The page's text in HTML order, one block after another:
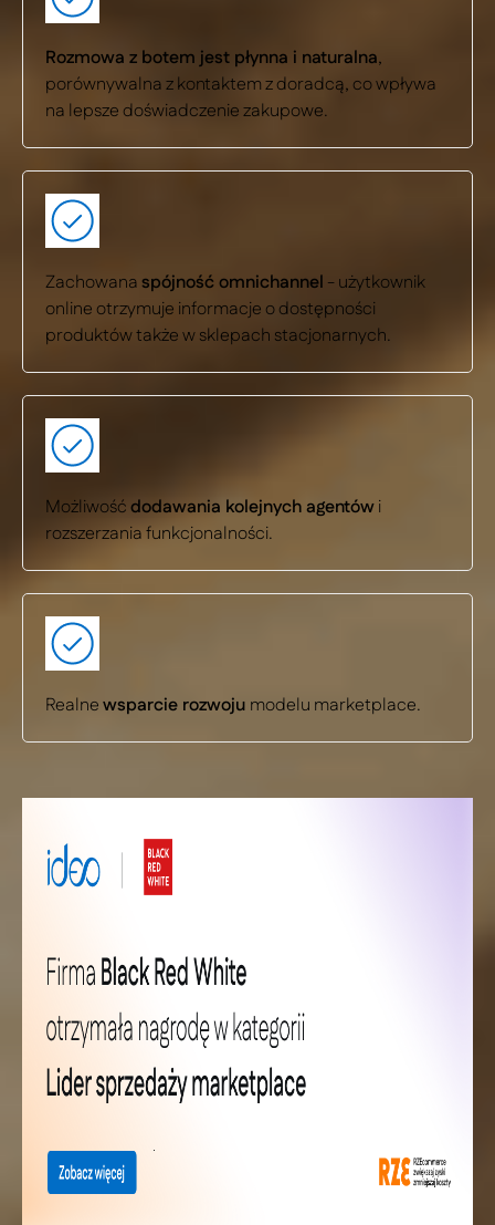
Rozmowa z botem jest płynna i naturalna,
porównywalna z kontaktem z doradcą, co wpływa
na lepsze doświadczenie zakupowe.
Zachowanaspójność omnichannel - użytkownik
online otrzymuje informacje o dostępności
produktów także w sklepach stacjonarnych.
Możliwośćdodawania kolejnych agentówi
rozszerzania funkcjonalności.
Realnewsparcie rozwoju modelu marketplace.